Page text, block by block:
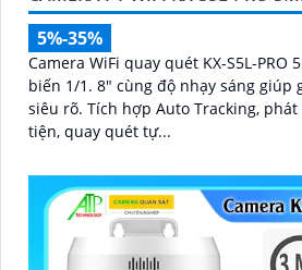
5%-35%
Camera WiFi quay quét KX-S5L-PRO
biến 1/1. 8" cùng độ nhạy sáng giúp
siêu rõ. Tích hợp Auto Tracking, phát hiện người, phương
tiện, quay quét tự...